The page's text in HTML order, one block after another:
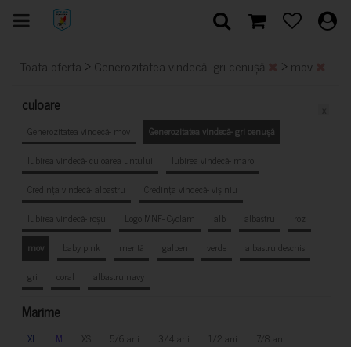
Toata oferta > Generozitatea vindecă- gri cenușă > mov
culoare
Generozitatea vindecă- mov
Generozitatea vindecă- gri cenușă
Iubirea vindecă- culoarea untului
Iubirea vindecă- maro
Credința vindecă- albastru
Credința vindecă- vișiniu
Iubirea vindecă- roșu
Logo MNF- Cyclam alb albastru
roz
mov
baby pink mentă galben verde
albastru deschis
gri
coral albastru navy
Marime
XL M XS 5/6 ani 3/4 ani 1/2 ani
7/8 ani